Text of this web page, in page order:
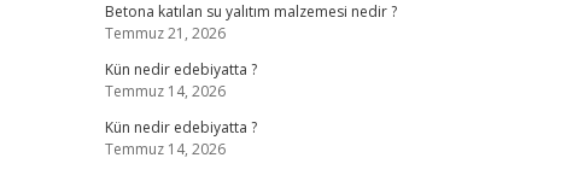
Betona katılan su yalıtım malzemesi nedir ?
Temmuz 21, 2026
Kün nedir edebiyatta ?
Temmuz 14, 2026
Kün nedir edebiyatta ?
Temmuz 14, 2026